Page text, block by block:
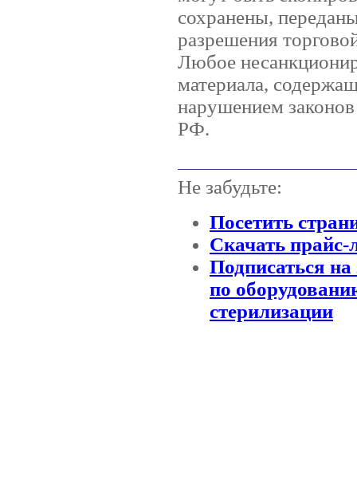
сохранены,
разрешения
Любое
материала,
нарушением
РФ.
Не забудьте:
Посетить
Скачать прайс-
Подписаться
по
стерилизации